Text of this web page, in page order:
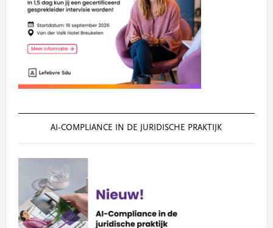
AI‑COMPLIANCE IN DE JURIDISCHE PRAKTIJK